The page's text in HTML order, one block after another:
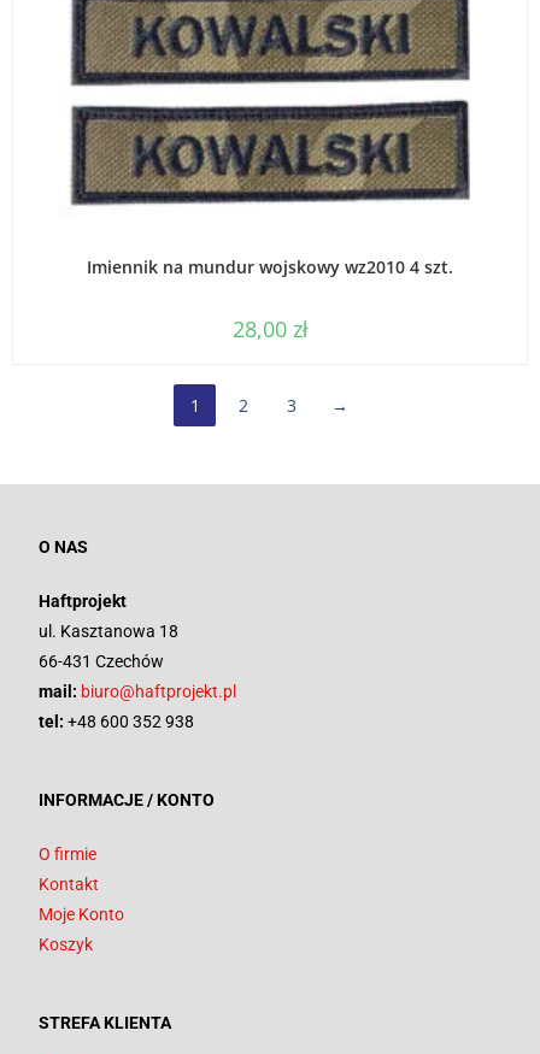
Imiennik na mundur wojskowy wz2010 4 szt.
28,00 zł
1 2 3 →
O NAS
Haftprojekt
ul. Kasztanowa 18
66-431 Czechów
mail: biuro@haftprojekt.pl
tel: +48 600 352 938
INFORMACJE / KONTO
O firmie
Kontakt
Moje Konto
Koszyk
STREFA KLIENTA